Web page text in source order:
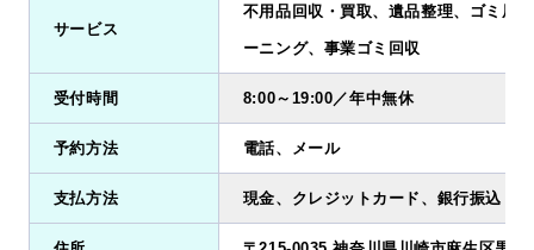
サービス
不用品回収・買取、遺品整理、ゴミ屋
ーニング、事業ゴミ回収
受付時間 8:00～19:00／年中無休
予約方法 電話、メール
支払方法 現金、クレジットカード、銀行振込